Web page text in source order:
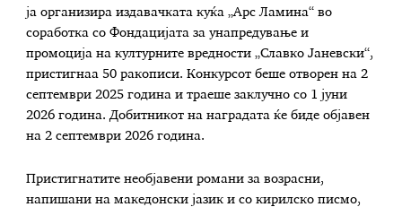
ја организира издавачката куќа „Арс Ламина“ во
соработка со Фондацијата за унапредување и
промоција на културните вредности „Славко Јаневски“,
пристигнаа 50 ракописи. Конкурсот беше отворен на 2
септември 2025 година и траеше заклучно со 1 јуни
2026 година. Добитникот на наградата ќе биде објавен
на 2 септември 2026 година.
Пристигнатите необјавени романи за возрасни,
напишани на македонски јазик и со кирилско писмо,